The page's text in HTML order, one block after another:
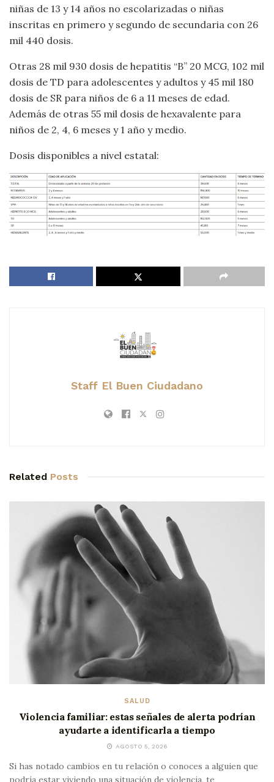
niñas de 13 y 14 años no escolarizadas o niñas
inscritas en primero y segundo de secundaria con 26
mil 440 dosis.
Otras 28 mil 930 dosis de hepatitis “B” 20 MCG, 102 mil
dosis de TD para adolescentes y adultos y 45 mil 180
dosis de SR para niños de 6 a 11 meses de edad.
Además de otras 55 mil dosis de hexavalente para
niños de 2, 4, 6 meses y 1 año y medio.
Dosis disponibles a nivel estatal:
Staff El Buen Ciudadano
Related Posts
SALUD
Violencia familiar: estas señales de alerta podrían
ayudarte a identificarla a tiempo
AGOSTO 5, 2026
Si has notado cambios en tu relación o conoces a alguien que
podría estar viviendo una situación de violencia, te